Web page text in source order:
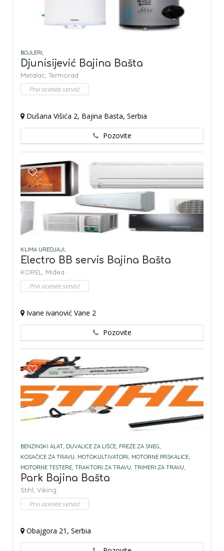
BOJLERI,
Djunisijević Bajina Bašta
Metalac, Termorad
Prvi ocenite servis!
Dušana Višića 2, Bajina Basta, Serbia
Pozovite
KLIMA UREDJAJI,
Electro BB servis Bajina Bašta
KOREL, Midea
Prvi ocenite servis!
Ivane ivanović Vane 2
Pozovite
BENZINSKI ALAT, DUVALICE ZA LIŠĆE, FREZE ZA SNEG,
KOSAČICE ZA TRAVU, MOTOKULTIVATORI, MOTORNE PRSKALICE,
MOTORNE TESTERE, TRAKTORI ZA TRAVU, TRIMERI ZA TRAVU,
Park Bajina Bašta
Stihl, Viking
Prvi ocenite servis!
Obajgora 21, Serbia